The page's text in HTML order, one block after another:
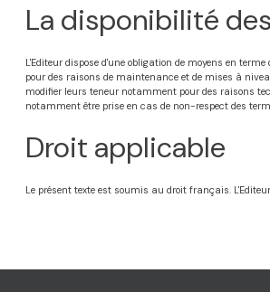
La disponibilité
L'Editeur dispose d'une obligation de moyens en
pour des raisons de maintenance et de mises à
modifier leurs teneur notamment pour des raisons
notamment être prise en cas de non-respect des
Droit applicable
Le présent texte est soumis au droit français.